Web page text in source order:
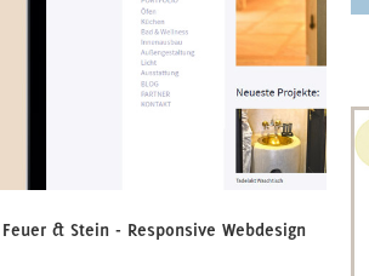
Feuer & Stein - Responsive Webdesign